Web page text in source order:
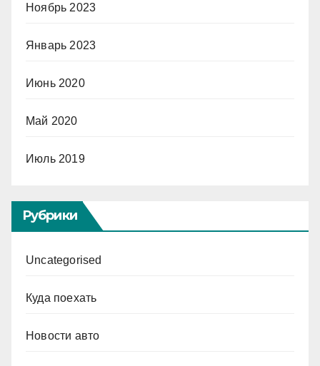
Ноябрь 2023
Январь 2023
Июнь 2020
Май 2020
Июль 2019
Рубрики
Uncategorised
Куда поехать
Новости авто